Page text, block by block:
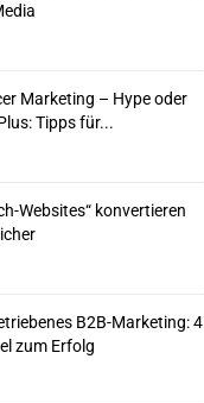
Marketing – Hype oder
Tipps für...
Websites“ konvertieren
B2B-Marketing: 4
zum Erfolg